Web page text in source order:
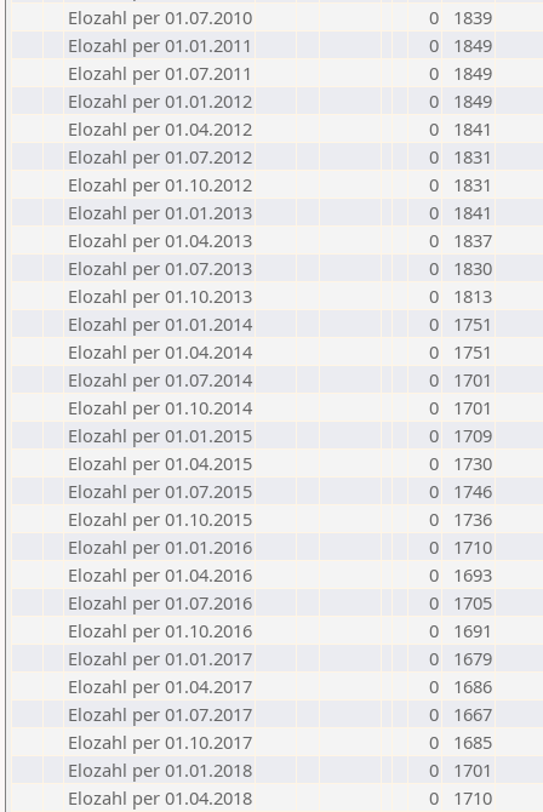
Elozahl per 01.07.2010
0
1839
Elozahl per 01.01.2011
0
1849
Elozahl per 01.07.2011
0
1849
Elozahl per 01.01.2012
0
1849
Elozahl per 01.04.2012
0
1841
Elozahl per 01.07.2012
0
1831
Elozahl per 01.10.2012
0
1831
Elozahl per 01.01.2013
0
1841
Elozahl per 01.04.2013
0
1837
Elozahl per 01.07.2013
0
1830
Elozahl per 01.10.2013
0
1813
Elozahl per 01.01.2014
0
1751
Elozahl per 01.04.2014
0
1751
Elozahl per 01.07.2014
0
1701
Elozahl per 01.10.2014
0
1701
Elozahl per 01.01.2015
0
1709
Elozahl per 01.04.2015
0
1730
Elozahl per 01.07.2015
0
1746
Elozahl per 01.10.2015
0
1736
Elozahl per 01.01.2016
0
1710
Elozahl per 01.04.2016
0
1693
Elozahl per 01.07.2016
0
1705
Elozahl per 01.10.2016
0
1691
Elozahl per 01.01.2017
0
1679
Elozahl per 01.04.2017
0
1686
Elozahl per 01.07.2017
0
1667
Elozahl per 01.10.2017
0
1685
Elozahl per 01.01.2018
0
1701
Elozahl per 01.04.2018
0
1710